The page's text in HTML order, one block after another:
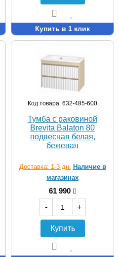
Купить в 1 клик
Код товара: 632-485-600
Тумба с раковиной
Brevita Balaton 80
подвесная белая,
бежевая
Доставка: 1-3 дн. Наличие в
магазинах
61 990
-
+
Купить